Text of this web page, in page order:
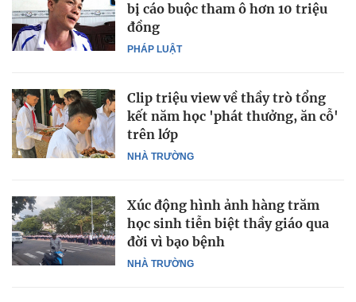
PHÁP LUẬT
bị cáo buộc tham ô hơn 10 triệu
đồng
NHÀ TRƯỜNG
Clip triệu view về thầy trò tổng
kết năm học 'phát thưởng, ăn cỗ'
trên lớp
NHÀ TRƯỜNG
Xúc động hình ảnh hàng trăm
học sinh tiễn biệt thầy giáo qua
đời vì bạo bệnh